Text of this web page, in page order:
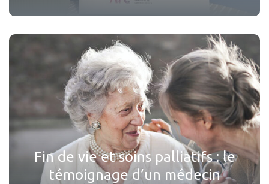
Fin de vie et soins palliatifs : le
témoignage d’un médecin